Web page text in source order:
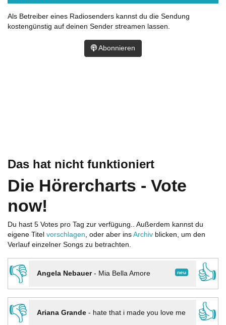
Das hat nicht funktioniert
Die Hörercharts - Vote
now!
Du hast 5 Votes pro Tag zur verfügung.. Außerdem kannst du
eigene Titel vorschlagen, oder aber ins Archiv blicken, um den
Verlauf einzelner Songs zu betrachten.
👎 neu
Angela Nebauer- Mia Bella Amore
👍
👎
Ariana Grande- hate that i made you love me
👍
Als Betreiber eines Radiosenders kannst du die Sendung
kostengünstig auf deinen Sender streamen lassen.
Abonnieren